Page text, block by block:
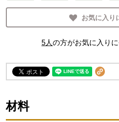
お気に入り
5人の方がお気に入りに
材料